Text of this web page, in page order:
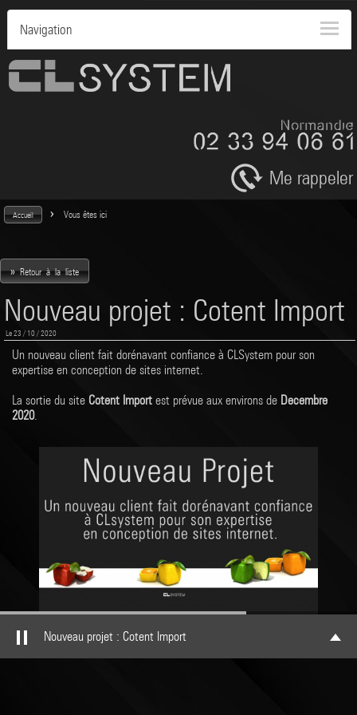
Me rappeler
Navigation
Accueil > Vous êtes ici
»Retour à la liste
Nouveau projet : Cotent Import
Le 23 / 10 / 2020
Un nouveau client fait dorénavant confiance à CLSystem pour son
expertise en conception de sites internet.
La sortie du site Cotent Import est prévue aux environs de Decembre
2020.
Nouveau projet : Cotent Import